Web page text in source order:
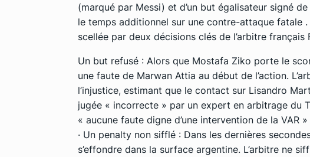
(marqué par Messi) et d’un but égalisateur signé
le temps additionnel sur une contre-attaque fatale .
scellée par deux décisions clés de l’arbitre français
Un but refusé : Alors que Mostafa Ziko porte le
une faute de Marwan Attia au début de l’action.
l’injustice, estimant que le contact sur Lisandro
jugée « incorrecte » par un expert en arbitrage du
« aucune faute digne d’une intervention de la VAR »
· Un penalty non sifflé : Dans les dernières
s’effondre dans la surface argentine. L’arbitre ne